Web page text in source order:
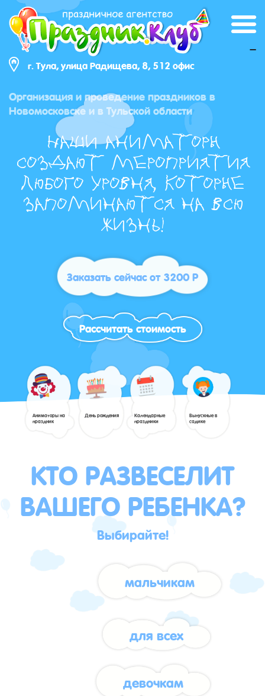
г. Тула, улица Радищева, 8, 512 офис
_
Организация и проведение праздников в
Новомосковске и в Тульской области
Наши аниматоры
создают мероприятия
любого уровня, которые
запоминаются на всю
жизнь!
Заказать сейчас от 3200 Р
Рассчитать стоимость
Аниматоры на
праздник
День рождения Календарные
праздники
Выпускные в
садике
КТО РАЗВЕСЕЛИТ
ВАШЕГО РЕБЕНКА?
Выбирайте!
мальчикам
для всех
девочкам